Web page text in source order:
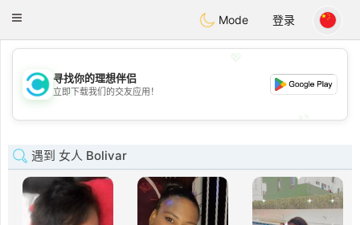
Citas
Toggle
Mode 登录
💖
💕
寻找你的理想伴侣
立即下载我们的交友应用！
遇到 女人 Bolivar